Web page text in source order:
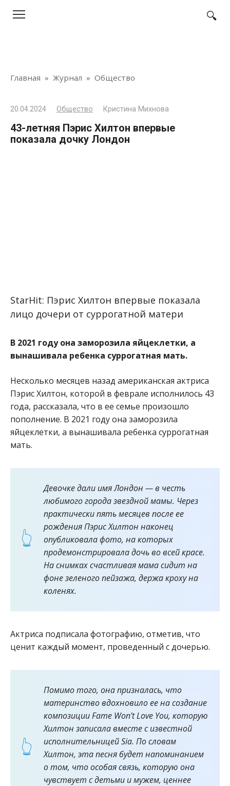
Главная » Журнал » Общество
20.04.2024 Общество Кристина Михнова
43-летняя Пэрис Хилтон впервые
показала дочку Лондон
StarHit: Пэрис Хилтон впервые показала
лицо дочери от суррогатной матери
В 2021 году она заморозила яйцеклетки, а
вынашивала ребенка суррогатная мать.
Несколько месяцев назад американская актриса
Пэрис Хилтон, которой в феврале исполнилось 43
года, рассказала, что в ее семье произошло
пополнение. В 2021 году она заморозила
яйцеклетки, а вынашивала ребенка суррогатная
мать.
Девочке дали имя Лондон — в честь
любимого города звездной мамы. Через
практически пять месяцев после ее
рождения Пэрис Хилтон наконец
опубликовала фото, на которых
продемонстрировала дочь во всей красе.
На снимках счастливая мама сидит на
фоне зеленого пейзажа, держа кроху на
коленях.
Актриса подписала фотографию, отметив, что
ценит каждый момент, проведенный с дочерью.
Помимо того, она призналась, что
материнство вдохновило ее на создание
композиции Fame Won’t Love You, которую
Хилтон записала вместе с известной
исполнительницей Sia. По словам
Хилтон, эта песня будет напоминанием
о том, что особая связь, которую она
чувствует с детьми и мужем, ценнее